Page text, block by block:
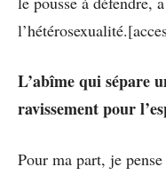
L’abîme qui sépare
ravissement pour
Pour ma part, je